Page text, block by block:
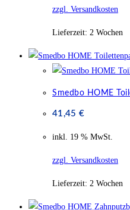
zzgl. Versandkosten
Lieferzeit: 2 Wochen
Smedbo HOME
41,45 €
inkl. 19 % MwSt.
zzgl. Versandkosten
Lieferzeit: 2 Wochen